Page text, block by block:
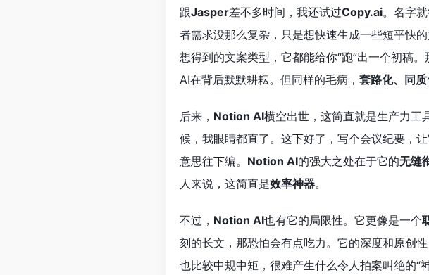
跟Jasper差不多时间，我还试过Copy.ai。名字
者需求没那么复杂，只是想快速生成一些短平快的
想得到的文案类型，它都能给你“跑”出一个初稿
AI在背后默默耕耘。但同样的毛病， 套路化、同
后来， Notion AI横空出世，这简直就是生产力工
候，我眼睛都直了。这下好了，写个会议纪要，
意思往下编。 Notion AI的强大之处在于它的无缝
人来说，这简直是效率神器。
不过， Notion AI也有它的局限性。它更像是一个
刻的长文，那恐怕会有点吃力。它的深度和原创
也比较中规中矩，很难产生什么令人拍案叫绝的“神